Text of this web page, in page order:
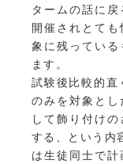
タームの話に
開催されとて
象に残ってい
ます。
試験後比較的
のみを対象と
して飾り付け
する、という内
は生徒同士で